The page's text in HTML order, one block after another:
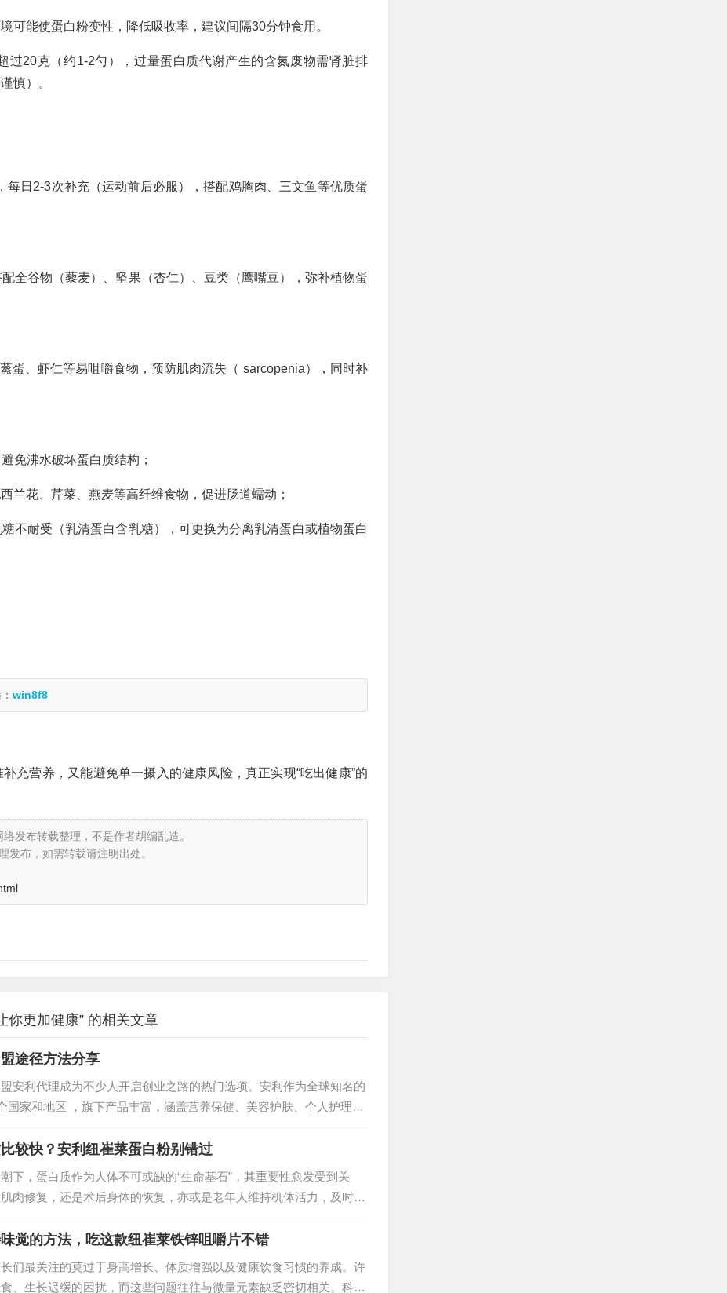
可能使蛋白粉变性，降低吸收率，建议间隔30分钟食用。
过20克（约1-2勺），过量蛋白质代谢产生的含氮废物需肾脏排
慎）。
日2-3次补充（运动前后必服），搭配鸡胸肉、三文鱼等优质蛋
全谷物（藜麦）、坚果（杏仁）、豆类（鹰嘴豆），弥补植物蛋
蛋、虾仁等易咀嚼食物，预防肌肉流失（ sarcopenia），同时补
免沸水破坏蛋白质结构；
兰花、芹菜、燕麦等高纤维食物，促进肠道蠕动；
不耐受（乳清蛋白含乳糖），可更换为分离乳清蛋白或植物蛋白
win8f8
充营养，又能避免单一摄入的健康风险，真正实现“吃出健康”的
发布转载整理，不是作者胡编乱造。
发布，如需转载请注明出处。
你更加健康” 的相关文章
途径方法分享
安利代理成为不少人开启创业之路的热门选项。安利作为全球知名的
国家和地区 ，旗下产品丰富，涵盖营养保健、美容护肤、个人护理和
也对安利代理加盟感兴趣，那就跟随这份攻略，迈出创业的第一
较快？安利纽崔莱蛋白粉别错过
下，蛋白质作为人体不可或缺的“生命基石”，其重要性愈发受到关
肉修复，还是术后身体的恢复，亦或是老年人维持机体活力，及时高
面对市面上琳琅满目的蛋白质补充产品，究竟哪一款能快速满足身体
粉莫属，它凭借科…
觉的方法，吃这款纽崔莱铁锌咀嚼片不错
们最关注的莫过于身高增长、体质增强以及健康饮食习惯的养成。许
、生长迟缓的困扰，而这些问题往往与微量元素缺乏密切相关。科学